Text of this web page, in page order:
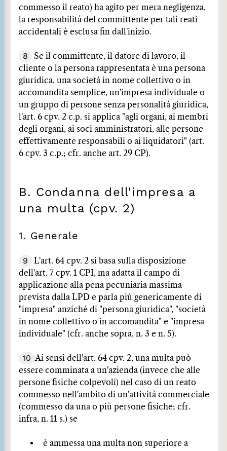
commesso il reato) ha agito per mera negligenza,
la responsabilità del committente per tali reati
accidentali è esclusa fin dall'inizio.
8
Se il committente, il datore di lavoro, il
cliente o la persona rappresentata è una persona
giuridica, una società in nome collettivo o in
accomandita semplice, un'impresa individuale o
un gruppo di persone senza personalità giuridica,
l'art. 6 cpv. 2 c.p. si applica "agli organi, ai membri
degli organi, ai soci amministratori, alle persone
effettivamente responsabili o ai liquidatori" (art.
6 cpv. 3 c.p.; cfr. anche art. 29 CP).
B. Condanna dell'impresa a
una multa (cpv. 2)
1. Generale
9
L'art. 64 cpv. 2 si basa sulla disposizione
dell'art. 7 cpv. 1 CPI, ma adatta il campo di
applicazione alla pena pecuniaria massima
prevista dalla LPD e parla più genericamente di
"impresa" anziché di "persona giuridica", "società
in nome collettivo o in accomandita" e "impresa
individuale" (cfr. anche sopra, n. 3 e n. 5).
10 Ai sensi dell'art. 64 cpv. 2, una multa può
essere comminata a un'azienda (invece che alle
persone fisiche colpevoli) nel caso di un reato
commesso nell'ambito di un'attività commerciale
(commesso da una o più persone fisiche; cfr.
infra, n. 11 s.) se
è ammessa una multa non superiore a